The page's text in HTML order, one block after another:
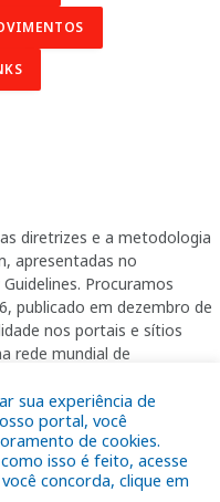
sua experiência de
portal, você
de cookies.
isso é feito, acesse
você concorda, clique em
diretrizes e a metodologia
apresentadas no
Procuramos
publicado em dezembro de
nos portais e sítios
rede mundial de
disponíveis.
realizados testes em
de acesso a Internet do
deficientes visuais.